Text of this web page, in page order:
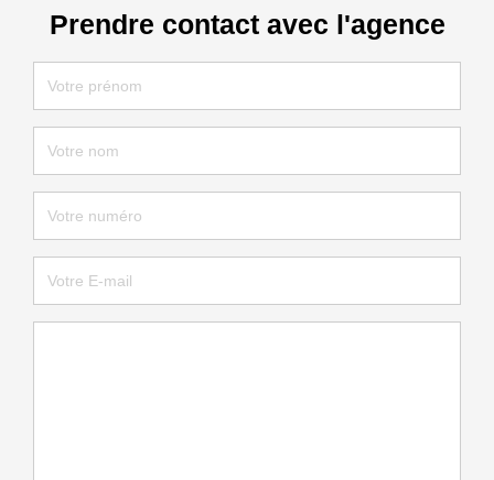
Prendre contact avec l'agence